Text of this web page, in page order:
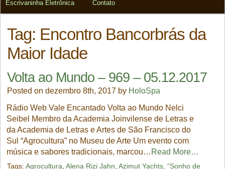
Escrivaninha Eletrônica Contato
Tag: Encontro Bancorbrás da
Maior Idade
Volta ao Mundo – 969 – 05.12.2017
Posted on dezembro 8th, 2017 by HoloSpa
Rádio Web Vale Encantado Volta ao Mundo Nelci
Seibel Membro da Academia Joinvilense de Letras e
da Academia de Letras e Artes de São Francisco do
Sul “Agrocultura” no Museu de Arte Um evento com
música e sabores tradicionais, marcou… Read More…
Tags: Agrocultura Alena Rizi Jahn Azimut Yachts, “Sonho de